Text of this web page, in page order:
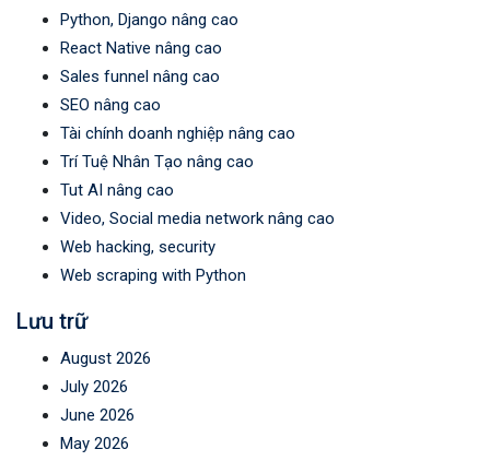
Python, Django nâng cao
React Native nâng cao
Sales funnel nâng cao
SEO nâng cao
Tài chính doanh nghiệp nâng cao
Trí Tuệ Nhân Tạo nâng cao
Tut AI nâng cao
Video, Social media network nâng cao
Web hacking, security
Web scraping with Python
Lưu trữ
August 2026
July 2026
June 2026
May 2026